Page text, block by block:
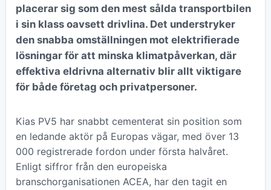
placerar sig som den mest sålda transportbilen
i sin klass oavsett drivlina. Det understryker
den snabba omställningen mot elektrifierade
lösningar för att minska klimatpåverkan, där
effektiva eldrivna alternativ blir allt viktigare
för både företag och privatpersoner.
Kias PV5 har snabbt cementerat sin position som
en ledande aktör på Europas vägar, med över 13
000 registrerade fordon under första halvåret.
Enligt siffror från den europeiska
branschorganisationen ACEA, har den tagit en